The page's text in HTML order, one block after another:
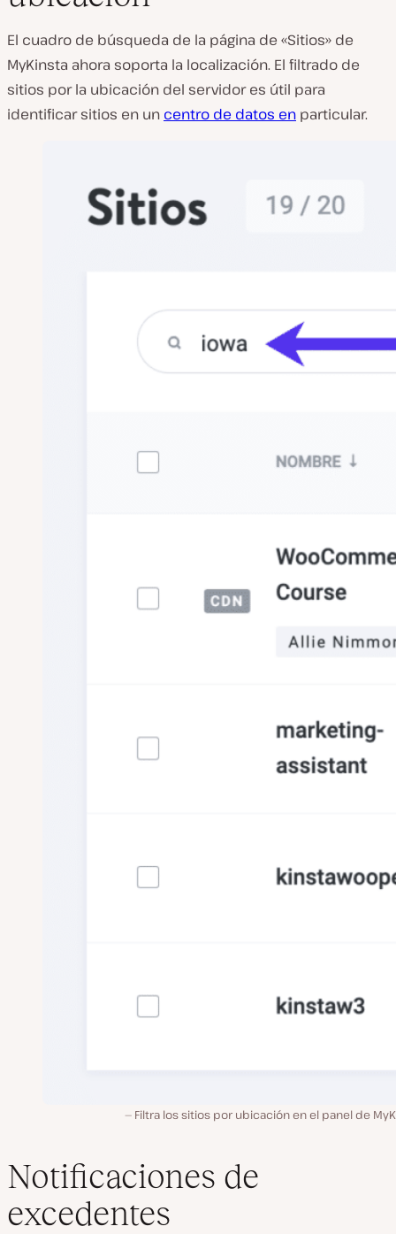
El cuadro de búsqueda de la página de «Sitios» de
MyKinsta ahora soporta la localización. El filtrado de
sitios por la ubicación del servidor es útil para
identificar sitios en un centro de datos en particular.
Filtra los sitios por ubicación en el panel de
Notificaciones de
excedentes